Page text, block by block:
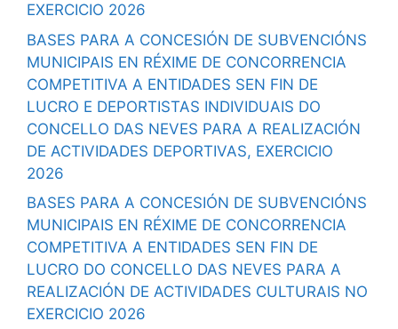
EXERCICIO 2026
BASES PARA A CONCESIÓN DE SUBVENCIÓNS
MUNICIPAIS EN RÉXIME DE CONCORRENCIA
COMPETITIVA A ENTIDADES SEN FIN DE
LUCRO E DEPORTISTAS INDIVIDUAIS DO
CONCELLO DAS NEVES PARA A REALIZACIÓN
DE ACTIVIDADES DEPORTIVAS, EXERCICIO
2026
BASES PARA A CONCESIÓN DE SUBVENCIÓNS
MUNICIPAIS EN RÉXIME DE CONCORRENCIA
COMPETITIVA A ENTIDADES SEN FIN DE
LUCRO DO CONCELLO DAS NEVES PARA A
REALIZACIÓN DE ACTIVIDADES CULTURAIS NO
EXERCICIO 2026